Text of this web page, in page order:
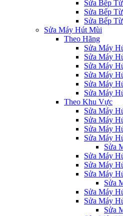
Sửa Bếp
Sửa Bếp
Sửa Bếp
Sửa Máy Hút Mùi
Theo Hãng
Sửa Máy
Sửa Máy
Sửa Máy
Sửa Máy
Sửa Máy
Sửa Máy
Theo Khu Vực
Sửa Máy
Sửa Máy
Sửa Máy
Sửa Máy
Sửa
Sửa Máy
Sửa Máy
Sửa Máy
Sửa
Sửa Máy
Sửa Máy
Sửa